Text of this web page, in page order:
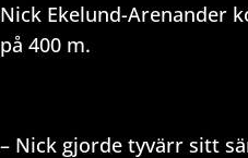
Nick Ekelund-Arenander
på 400 m.
– Nick gjorde tyvärr sitt